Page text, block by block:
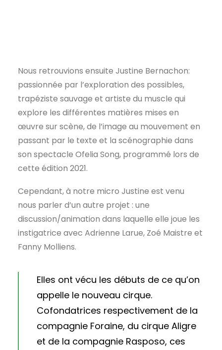
Nous retrouvions ensuite Justine Bernachon:
passionnée par l’exploration des possibles,
trapéziste sauvage et artiste du muscle qui
explore les différentes matières mises en
œuvre sur scène, de l’image au mouvement en
passant par le texte et la scénographie dans
son spectacle Ofelia Song, programmé lors de
cette édition 2021.
Cependant, à notre micro Justine est venu
nous parler d’un autre projet : une
discussion/animation dans laquelle elle joue les
instigatrice avec Adrienne Larue, Zoé Maistre et
Fanny Molliens.
Elles ont vécu les débuts de ce qu’on
appelle le nouveau cirque.
Cofondatrices respectivement de la
compagnie Foraine, du cirque Aligre
et de la compagnie Rasposo, ces